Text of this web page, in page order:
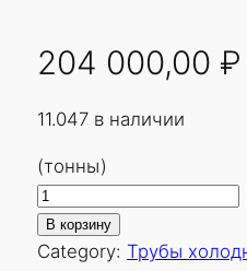
204 000,00 ₽
11.047 в наличии
(тонны)
К
о
л
В корзину
Category: Трубы